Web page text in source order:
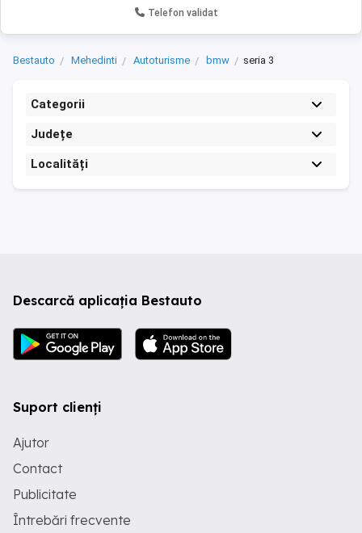
Telefon validat
Bestauto Mehedinti Autoturisme bmw seria 3
Categorii
Județe
Localități
Descarcă aplicația Bestauto
Suport clienți
Ajutor
Contact
Publicitate
Întrebări frecvente